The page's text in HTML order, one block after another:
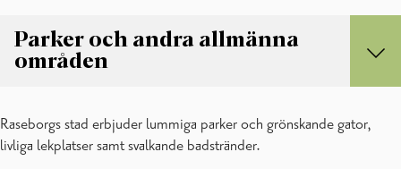
Parker och andra allmänna
områden
Badstränder
Båtplatser
Raseborgs stad erbjuder lummiga parker och grönskande gator,
livliga lekplatser samt svalkande badstränder.